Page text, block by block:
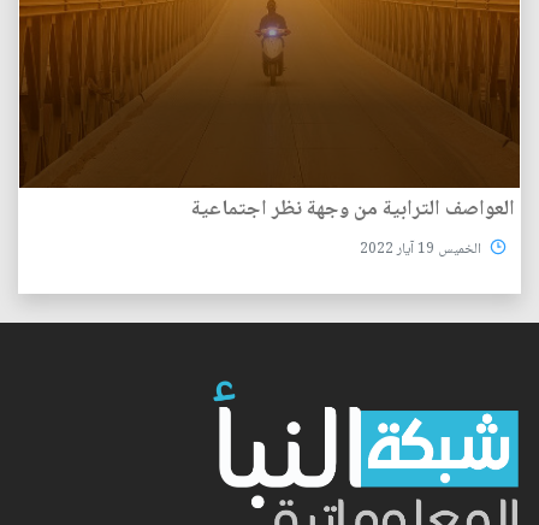
العواصف الترابية من وجهة نظر اجتماعية
الخميس 19 آيار 2022